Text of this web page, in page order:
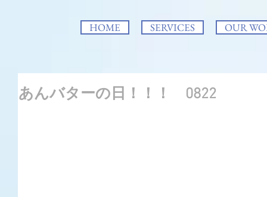
HOME SERVICES OUR
あんバターの日！！！ 0822